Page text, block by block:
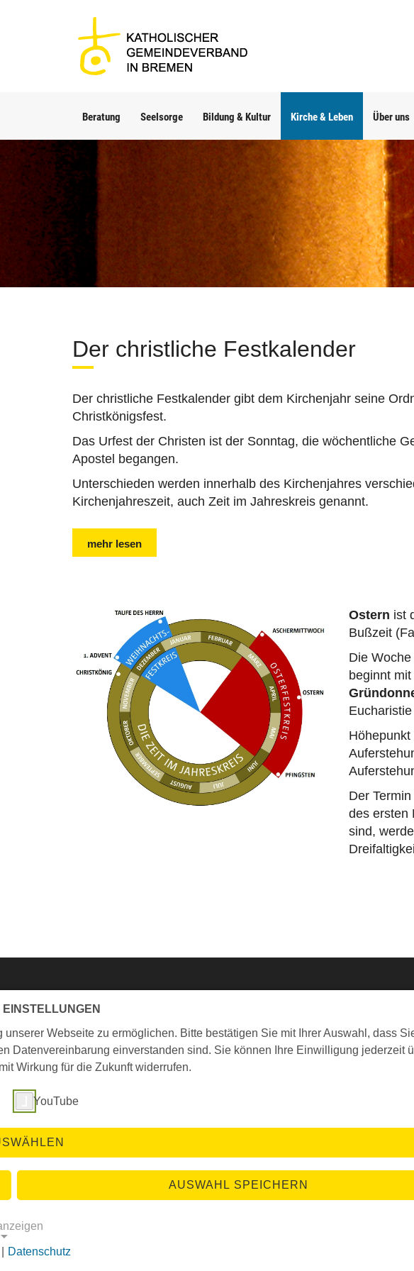
Beratung Seelsorge Bildung & Kultur Kirche & Leben Über uns
Der christliche Festkalender
Der christliche Festkalender gibt dem Kirchenjahr seine
Christkönigsfest.
Das Urfest der Christen ist der Sonntag, die wöchentliche
Apostel begangen.
Unterschieden werden innerhalb des Kirchenjahres
Kirchenjahreszeit, auch Zeit im Jahreskreis genannt.
mehr lesen
Ostern ist
Bußzeit
Die
beginnt mit
Der
des ersten
sind,
Kontakt
Katholischer Gemeindeverband in Bremen
Hohe Str. 8-9
Presse &
Pressestelle
Webseite zu ermöglichen. Bitte bestätigen Sie mit Ihrer Auswahl, dass
Datenvereinbarung einverstanden sind. Sie können Ihre Einwilligung jederzeit
Wirkung für die Zukunft widerrufen.
YouTube
AUSWAHL SPEICHERN
COOKIES
Datenschutz